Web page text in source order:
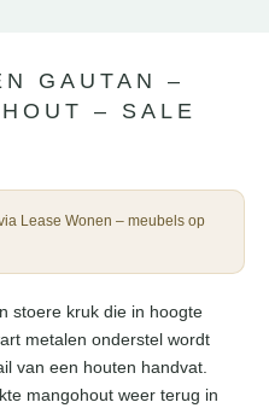
GAUTAN –
– SALE
Lease Wonen – meubels op
stoere kruk die in hoogte
metalen onderstel wordt
van een houten handvat.
mangohout weer terug in